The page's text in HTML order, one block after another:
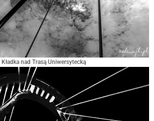
Kładka nad Trasą Uniwersytecką